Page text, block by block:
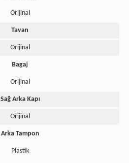
Orijinal
Tavan
Orijinal
Bagaj
Orijinal
Sağ Arka Kapı
Orijinal
Arka Tampon
Plastik